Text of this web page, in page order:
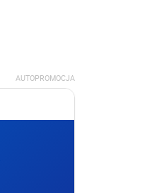
AUTOPROMOCJA